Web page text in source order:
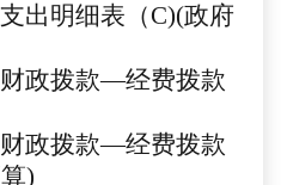
出明细表（C)(政府
政拨款—经费拨款
政拨款—经费拨款
)